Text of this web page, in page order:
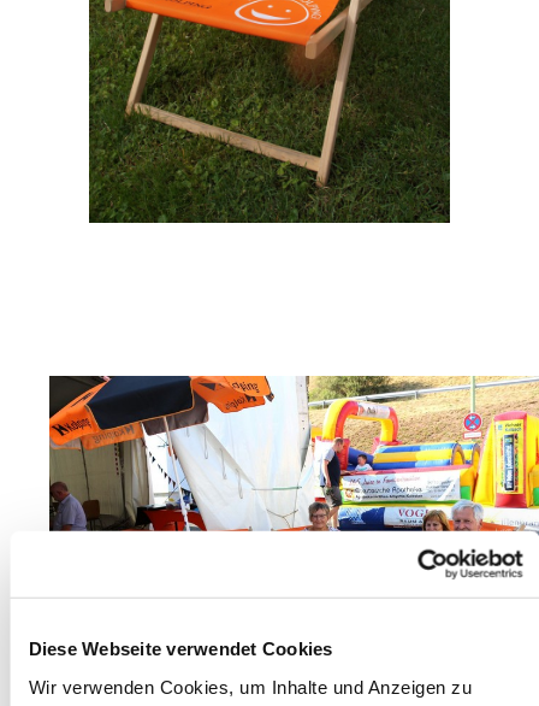
Diese Webseite verwendet Cookies
Wir verwenden Cookies, um Inhalte und Anzeigen zu